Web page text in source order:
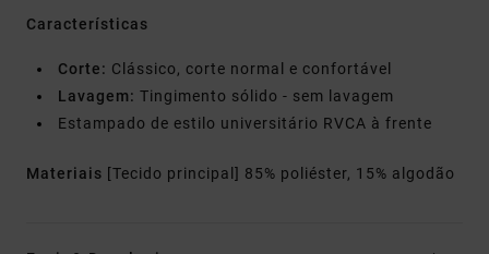
Características
Corte: Clássico, corte normal e confortável
Lavagem: Tingimento sólido - sem lavagem
Estampado de estilo universitário RVCA à frente
Materiais [Tecido principal] 85% poliéster, 15% algodão